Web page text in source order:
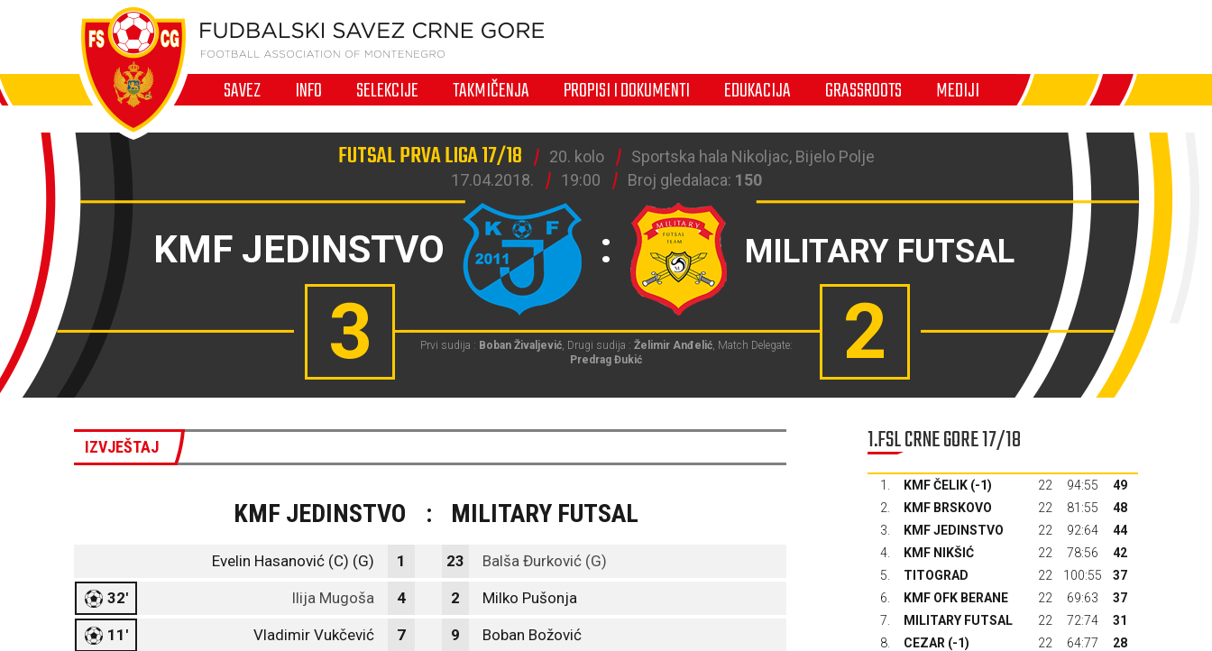
SAVEZ INFO SELEKCIJE TAKMIČENJA PROPISI I DOKUMENTI EDUKACIJA GRASSROOTS MEDIJI
FUTSAL PRVA LIGA 17/18 20. kolo
Sportska hala Nikoljac, Bijelo Polje
17.04.2018.
19:00 Broj gledalaca: 150
KMF JEDINSTVO : MILITARY FUTSAL
3 2
Prvi sudija : Boban Živaljević, Drugi sudija : Želimir Anđelić, Match Delegate:
Predrag Đukić
IZVJEŠTAJ
KMF JEDINSTVO : MILITARY FUTSAL
Evelin Hasanović (C) (G) 1 23 Balša Đurković (G)
32' Ilija Mugoša 4 2 Milko Pušonja
11' Vladimir Vukčević 7 9 Boban Božović
1.FSL CRNE GORE 17/18
1. KMF ČELIK (-1) 22 94:55
49
2.
KMF BRSKOVO 22 81:55
48
3.
KMF JEDINSTVO 22 92:64
44
4.
KMF NIKŠIĆ 22 78:56
42
5.
TITOGRAD 22 100:55
37
6.
KMF OFK BERANE 22 69:63
37
7.
MILITARY FUTSAL 22 72:74
31
8.
CEZAR (-1) 22 64:77
28